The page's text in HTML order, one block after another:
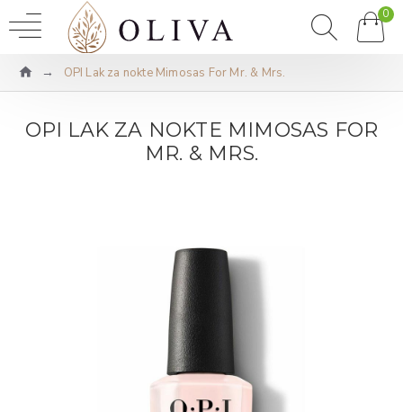
0
OPI Lak za nokte Mimosas For Mr. & Mrs.
OPI LAK ZA NOKTE MIMOSAS FOR
MR. & MRS.